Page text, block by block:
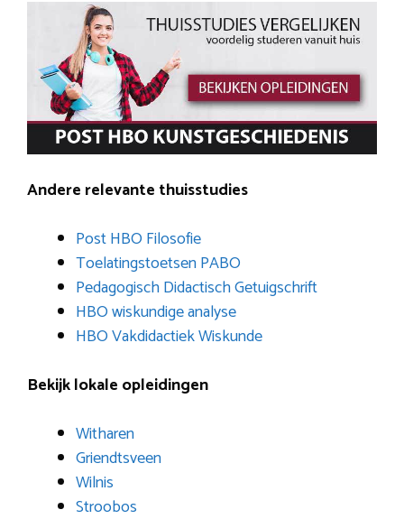
Andere relevante thuisstudies
Post HBO Filosofie
Toelatingstoetsen PABO
Pedagogisch Didactisch Getuigschrift
HBO wiskundige analyse
HBO Vakdidactiek Wiskunde
Bekijk lokale opleidingen
Witharen
Griendtsveen
Wilnis
Stroobos